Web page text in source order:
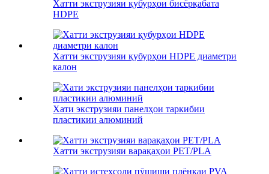
Хатти экструзияи қубурҳои бисёрқабата
HDPE
Хатти экструзияи қубурҳои HDPE диаметри
калон
Хати экструзияи панелҳои таркибии
пластикии алюминий
Хатти экструзияи варақаҳои PET/PLA